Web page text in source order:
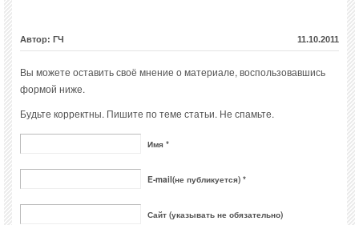
Автор: ГЧ 11.10.2011
Вы можете оставить своё мнение о материале, воспользовавшись
формой ниже.
Будьте корректны. Пишите по теме статьи. Не спамьте.
Имя *
E-mail(не публикуется) *
Сайт (указывать не обязательно)